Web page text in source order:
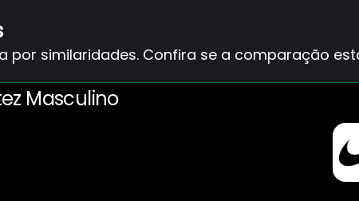
similaridades. Confira se a comparação
Masculino